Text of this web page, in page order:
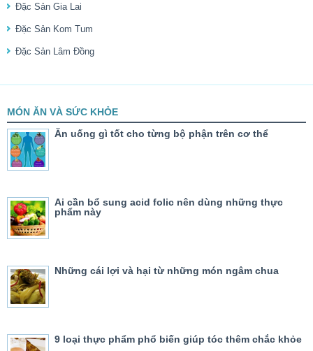
Đặc Sản Gia Lai
Đặc Sản Kom Tum
Đặc Sản Lâm Đồng
MÓN ĂN VÀ SỨC KHỎE
Ăn uống gì tốt cho từng bộ phận trên cơ thể
Ai cần bổ sung acid folic nên dùng những thực
phẩm này
Những cái lợi và hại từ những món ngâm chua
9 loại thực phẩm phổ biến giúp tóc thêm chắc khỏe